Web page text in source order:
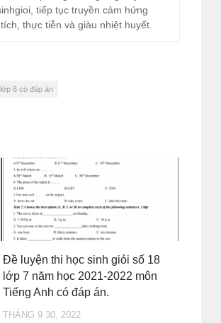
tiếp tục truyền cảm hứng
thực tiễn và giàu nhiệt huyết.
8 có đáp án
Đề luyện thi học sinh giỏi số 18
lớp 7 năm học 2021-2022 môn
Tiếng Anh có đáp án.
THÁNG 9 30, 2022